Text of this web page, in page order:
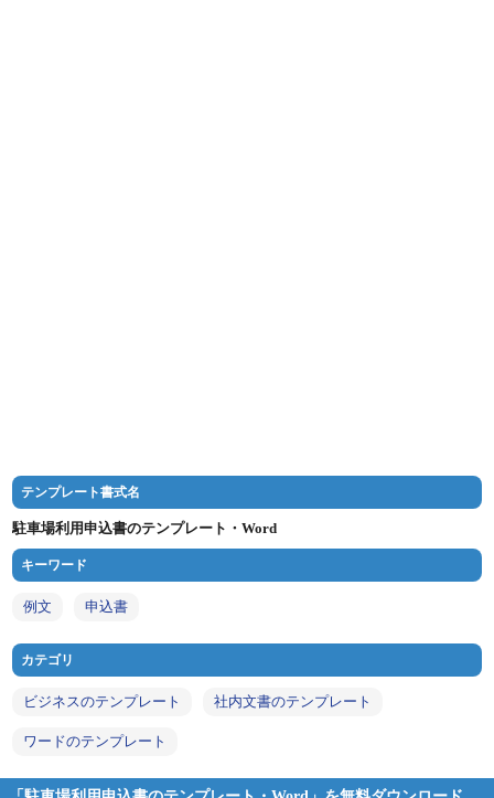
テンプレート書式名
駐車場利用申込書のテンプレート・Word
キーワード
例文 申込書
カテゴリ
ビジネスのテンプレート 社内文書のテンプレート
ワードのテンプレート